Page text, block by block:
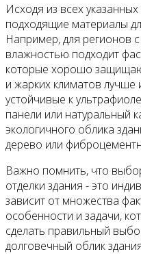
Исходя из всех
подходящие материалы
Например, для регионов
влажностью подходит
которые хорошо
и жарких климатов лучше
устойчивые к
панели или натуральный
экологичного облика
дерево или
Важно помнить, что
отделки здания - это
зависит от множества
особенности и задачи,
сделать правильный
долговечный облик